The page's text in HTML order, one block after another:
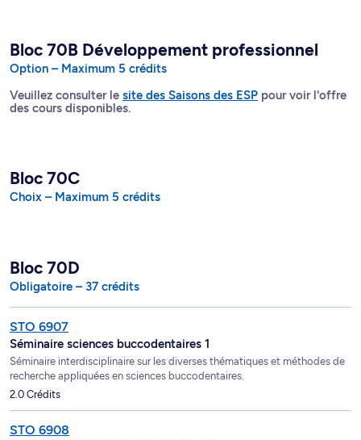
Bloc 70B Développement professionnel
Option – Maximum 5 crédits
Veuillez consulter le site des Saisons des ESP pour voir l'offre
des cours disponibles.
Bloc 70C
Choix – Maximum 5 crédits
Bloc 70D
Obligatoire – 37 crédits
STO 6907
Séminaire sciences buccodentaires 1
Séminaire interdisciplinaire sur les diverses thématiques et méthodes de
recherche appliquées en sciences buccodentaires.
2.0 Crédits
STO 6908